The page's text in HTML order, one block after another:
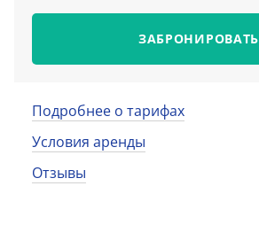
ЗАБРОНИРОВАТЬ
Подробнее о тарифах
Условия аренды
Отзывы